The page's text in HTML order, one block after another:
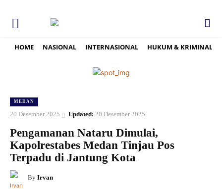
HOME NASIONAL INTERNASIONAL HUKUM & KRIMINAL
MEDAN
20 Desember 2025 Updated: 20 Desember 2025
Pengamanan Nataru Dimulai,
Kapolrestabes Medan Tinjau Pos
Terpadu di Jantung Kota
By Irvan